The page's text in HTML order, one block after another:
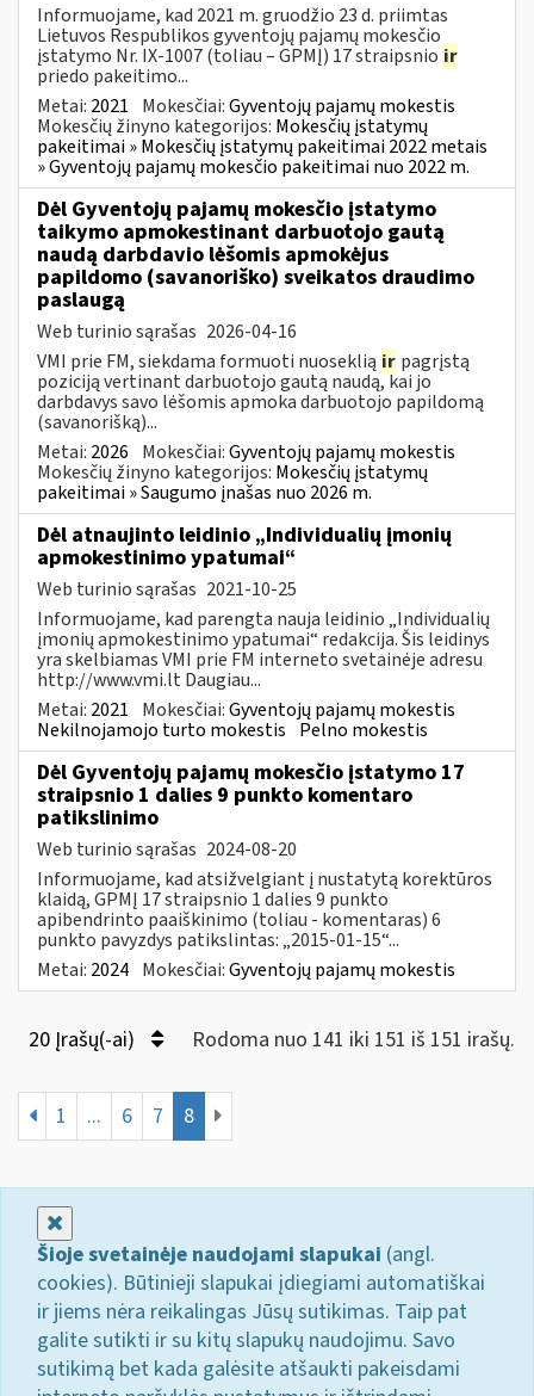
Informuojame, kad 2021 m. gruodžio 23 d. priimtas
Lietuvos Respublikos gyventojų pajamų mokesčio
įstatymo Nr. IX-1007 (toliau – GPMĮ) 17 straipsnio ir
priedo pakeitimo...
Metai: 2021 Mokesčiai:Gyventojų pajamų mokestis
Mokesčių žinyno kategorijos: Mokesčių įstatymų
pakeitimai » Mokesčių įstatymų pakeitimai 2022 metais
» Gyventojų pajamų mokesčio pakeitimai nuo 2022 m.
Dėl Gyventojų pajamų mokesčio įstatymo
taikymo apmokestinant darbuotojo gautą
naudą darbdavio lėšomis apmokėjus
papildomo (savanoriško) sveikatos draudimo
paslaugą
Web turinio sąrašas 2026-04-16
VMI prie FM, siekdama formuoti nuoseklią ir pagrįstą
poziciją vertinant darbuotojo gautą naudą, kai jo
darbdavys savo lėšomis apmoka darbuotojo papildomą
(savanorišką)...
Metai: 2026 Mokesčiai:Gyventojų pajamų mokestis
Mokesčių žinyno kategorijos: Mokesčių įstatymų
pakeitimai » Saugumo įnašas nuo 2026 m.
Dėl atnaujinto leidinio „Individualių įmonių
apmokestinimo ypatumai“
Web turinio sąrašas 2021-10-25
Informuojame, kad parengta nauja leidinio „Individualių
įmonių apmokestinimo ypatumai“ redakcija. Šis leidinys
yra skelbiamas VMI prie FM interneto svetainėje adresu
http://www.vmi.lt Daugiau...
Metai: 2021 Mokesčiai:Gyventojų pajamų mokestis
Nekilnojamojo turto mokestis Pelno mokestis
Dėl Gyventojų pajamų mokesčio įstatymo 17
straipsnio 1 dalies 9 punkto komentaro
patikslinimo
Web turinio sąrašas 2024-08-20
Informuojame, kad atsižvelgiant į nustatytą korektūros
klaidą, GPMĮ 17 straipsnio 1 dalies 9 punkto
apibendrinto paaiškinimo (toliau - komentaras) 6
punkto pavyzdys patikslintas: „2015-01-15“...
Metai: 2024 Mokesčiai:Gyventojų pajamų mokestis
20 Įrašų(-ai) Rodoma nuo 141 iki 151 iš 151 irašų.
1 ... 6 7 8
Šioje svetainėje naudojami slapukai (angl.
cookies). Būtinieji slapukai įdiegiami automatiškai
ir jiems nėra reikalingas Jūsų sutikimas. Taip pat
galite sutikti ir su kitų slapukų naudojimu. Savo
sutikimą bet kada galėsite atšaukti pakeisdami